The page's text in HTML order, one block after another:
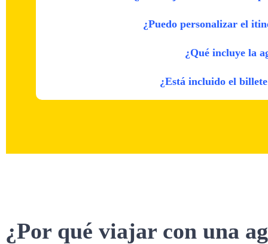
¿Puedo personalizar el
¿Qué incluye la
¿Está incluido el
¿Por qué viajar con una